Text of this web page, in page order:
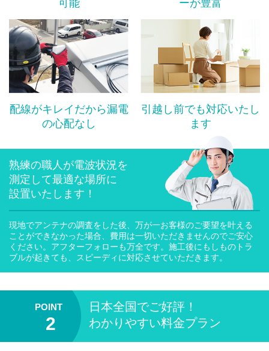
可能
ーが豊富
配線がキレイだから漏電
の心配なし
引越し前でも対応いたし
ます
熟練の職人が電波状況を
測定して最適な場所に
設置いたします！
現地でアンテナの調査をした後、万が一お客様のご要望を叶える
ことができなかった場合、費用は一切いただきませんのでご安心
ください。アフターフォローも万全です。施工後にもしものトラ
ブルが起きても、スピーディに対応させていただきます。
日本全国でご好評！
わかりやすい料金プラン